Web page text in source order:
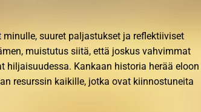
suuret paljastukset ja reflektiiviset
muistutus siitä, että joskus vahvimmat
hiljaisuudessa. Kankaan historia herää eloon
resurssin kaikille, jotka ovat kiinnostuneita